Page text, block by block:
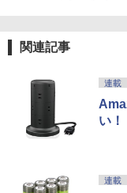
関連記事
連載
い！
連載